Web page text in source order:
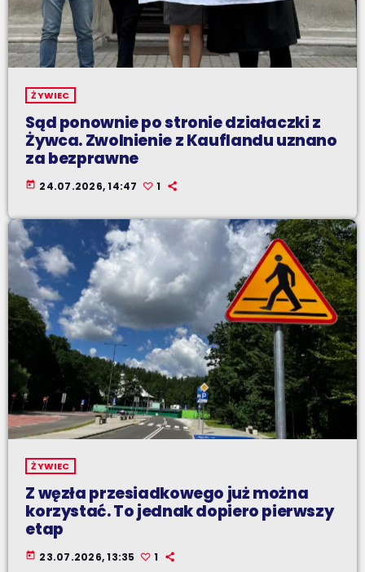
ŻYWIEC
Sąd ponownie po stronie działaczki z
Żywca. Zwolnienie z Kauflandu uznano
za bezprawne
today 24.07.2026, 14:47 1
ŻYWIEC
Z węzła przesiadkowego już można
korzystać. To jednak dopiero pierwszy
etap
today 23.07.2026, 13:35 1